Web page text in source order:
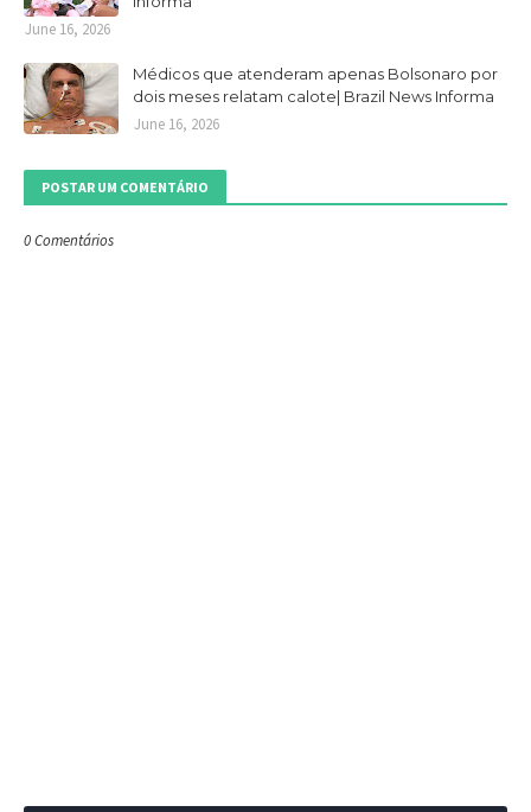
June 16, 2026
Médicos que atenderam apenas Bolsonaro por
dois meses relatam calote| Brazil News Informa
June 16, 2026
POSTAR UM COMENTÁRIO
0 Comentários